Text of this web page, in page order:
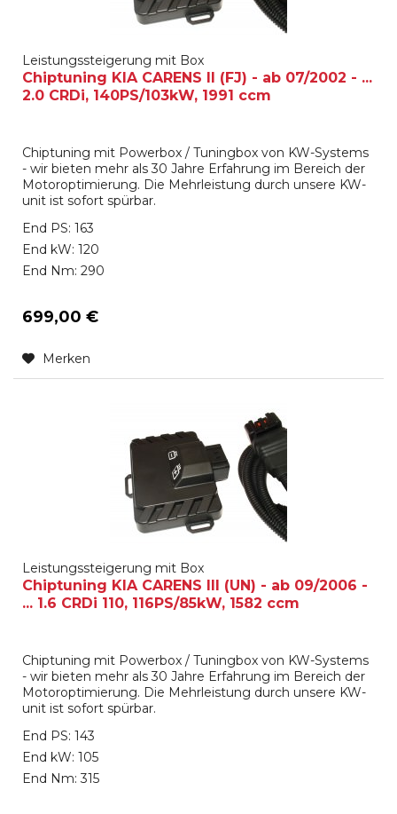
Leistungssteigerung mit Box
Chiptuning KIA CARENS II (FJ) - ab 07/2002 - ...
2.0 CRDi, 140PS/103kW, 1991 ccm
Chiptuning mit Powerbox / Tuningbox von KW-Systems
- wir bieten mehr als 30 Jahre Erfahrung im Bereich der
Motoroptimierung. Die Mehrleistung durch unsere KW-
unit ist sofort spürbar.
End PS: 163
End kW: 120
End Nm: 290
699,00 €
Merken
Leistungssteigerung mit Box
Chiptuning KIA CARENS III (UN) - ab 09/2006 -
... 1.6 CRDi 110, 116PS/85kW, 1582 ccm
Chiptuning mit Powerbox / Tuningbox von KW-Systems
- wir bieten mehr als 30 Jahre Erfahrung im Bereich der
Motoroptimierung. Die Mehrleistung durch unsere KW-
unit ist sofort spürbar.
End PS: 143
End kW: 105
End Nm: 315